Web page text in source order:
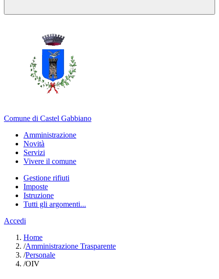
Comune di Castel Gabbiano
Amministrazione
Novità
Servizi
Vivere il comune
Gestione rifiuti
Imposte
Istruzione
Tutti gli argomenti...
Accedi
Home
/Amministrazione Trasparente
/Personale
/OIV